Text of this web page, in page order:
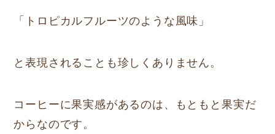
「トロピカルフルーツのような風味」
と表現されることも珍しくありません。
コーヒーに果実感があるのは、もともと果実だ
からなのです。